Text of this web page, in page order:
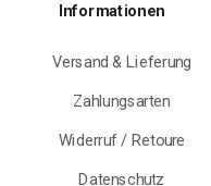
Informationen
Versand & Lieferung
Zahlungsarten
Widerruf / Retoure
Datenschutz